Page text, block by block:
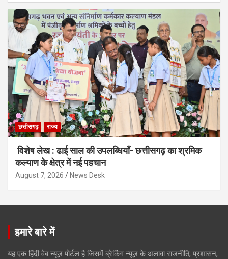
छत्तीसगढ़ राज्य
विशेष लेख : ढाई साल की उपलब्धियाँ- छत्तीसगढ़ का श्रमिक
कल्याण के क्षेत्र में नई पहचान
August 7, 2026 News Desk
हमारे बारे में
यह एक हिंदी वेब न्यूज़ पोर्टल है जिसमें ब्रेकिंग न्यूज़ के अलावा राजनीति, प्रशासन,